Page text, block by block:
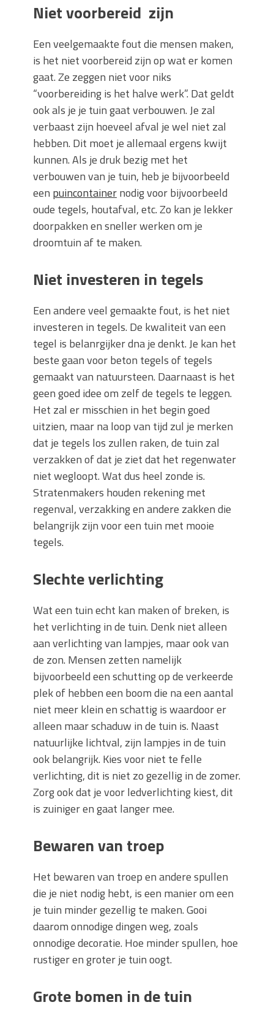
Niet voorbereid zijn
Een veelgemaakte fout die mensen maken,
is het niet voorbereid zijn op wat er komen
gaat. Ze zeggen niet voor niks
“voorbereiding is het halve werk”. Dat geldt
ook als je je tuin gaat verbouwen. Je zal
verbaast zijn hoeveel afval je wel niet zal
hebben. Dit moet je allemaal ergens kwijt
kunnen. Als je druk bezig met het
verbouwen van je tuin, heb je bijvoorbeeld
een puincontainernodig voor bijvoorbeeld
oude tegels, houtafval, etc. Zo kan je lekker
doorpakken en sneller werken om je
droomtuin af te maken.
Niet investeren in tegels
Een andere veel gemaakte fout, is het niet
investeren in tegels. De kwaliteit van een
tegel is belanrgijker dna je denkt. Je kan het
beste gaan voor beton tegels of tegels
gemaakt van natuursteen. Daarnaast is het
geen goed idee om zelf de tegels te leggen.
Het zal er misschien in het begin goed
uitzien, maar na loop van tijd zul je merken
dat je tegels los zullen raken, de tuin zal
verzakken of dat je ziet dat het regenwater
niet wegloopt. Wat dus heel zonde is.
Stratenmakers houden rekening met
regenval, verzakking en andere zakken die
belangrijk zijn voor een tuin met mooie
tegels.
Slechte verlichting
Wat een tuin echt kan maken of breken, is
het verlichting in de tuin. Denk niet alleen
aan verlichting van lampjes, maar ook van
de zon. Mensen zetten namelijk
bijvoorbeeld een schutting op de verkeerde
plek of hebben een boom die na een aantal
niet meer klein en schattig is waardoor er
alleen maar schaduw in de tuin is. Naast
natuurlijke lichtval, zijn lampjes in de tuin
ook belangrijk. Kies voor niet te felle
verlichting, dit is niet zo gezellig in de zomer.
Zorg ook dat je voor ledverlichting kiest, dit
is zuiniger en gaat langer mee.
Bewaren van troep
Het bewaren van troep en andere spullen
die je niet nodig hebt, is een manier om een
je tuin minder gezellig te maken. Gooi
daarom onnodige dingen weg, zoals
onnodige decoratie. Hoe minder spullen, hoe
rustiger en groter je tuin oogt.
Grote bomen in de tuin